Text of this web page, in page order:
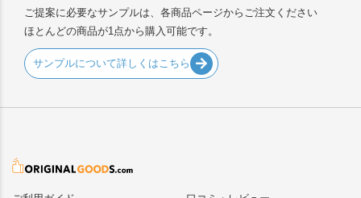
ご提案に必要なサンプルは、各商品ページからご注文ください
ほとんどの商品が1点から購入可能です。
サンプルについて詳しくはこちら